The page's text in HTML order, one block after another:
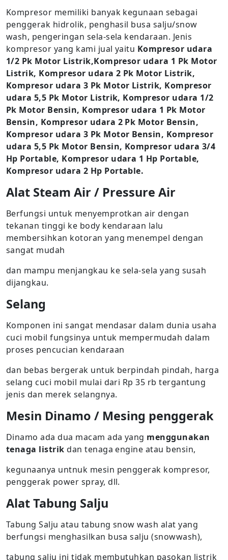
Kompresor memiliki banyak kegunaan sebagai
penggerak hidrolik, penghasil busa salju/snow
wash, pengeringan sela-sela kendaraan. Jenis
kompresor yang kami jual yaitu Kompresor udara
1/2 Pk Motor Listrik,Kompresor udara 1 Pk Motor
Listrik, Kompresor udara 2 Pk Motor Listrik,
Kompresor udara 3 Pk Motor Listrik, Kompresor
udara 5,5 Pk Motor Listrik, Kompresor udara 1/2
Pk Motor Bensin, Kompresor udara 1 Pk Motor
Bensin, Kompresor udara 2 Pk Motor Bensin,
Kompresor udara 3 Pk Motor Bensin, Kompresor
udara 5,5 Pk Motor Bensin, Kompresor udara 3/4
Hp Portable, Kompresor udara 1 Hp Portable,
Kompresor udara 2 Hp Portable.
Alat Steam Air / Pressure Air
Berfungsi untuk menyemprotkan air dengan
tekanan tinggi ke body kendaraan lalu
membersihkan kotoran yang menempel dengan
sangat mudah
dan mampu menjangkau ke sela-sela yang susah
dijangkau.
Selang
Komponen ini sangat mendasar dalam dunia usaha
cuci mobil fungsinya untuk mempermudah dalam
proses pencucian kendaraan
dan bebas bergerak untuk berpindah pindah, harga
selang cuci mobil mulai dari Rp 35 rb tergantung
jenis dan merek selangnya.
Mesin Dinamo / Mesing penggerak
Dinamo ada dua macam ada yang menggunakan
tenaga listrik dan tenaga engine atau bensin,
kegunaanya untnuk mesin penggerak kompresor,
penggerak power spray, dll.
Alat Tabung Salju
Tabung Salju atau tabung snow wash alat yang
berfungsi menghasilkan busa salju (snowwash),
tabung salju ini tidak membutuhkan pasokan listrik